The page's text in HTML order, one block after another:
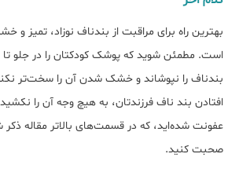
بهترین راه برای مراقبت از بندناف نوزاد، تمیز
است. مطمئن شوید که پوشک کودکتان را در جلو تا
بندناف را نپوشاند و خشک شدن آن را سخت‌تر
افتادن بند ناف فرزندتان، به هیچ وجه آن را
عفونت شده‌اید، که در قسمت‌های بالاتر مقاله
صحبت کنید.